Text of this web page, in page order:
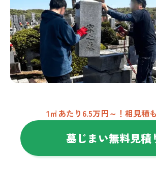
1㎡あたり6.5万円～！相見積
墓じまい無料見積